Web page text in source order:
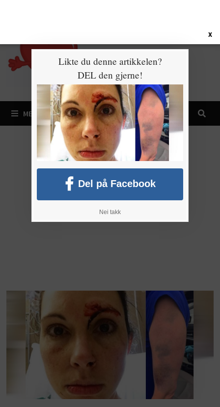
MENY
X
Likte du denne artikkelen?
DEL den gjerne!
Del på Facebook
Nei takk